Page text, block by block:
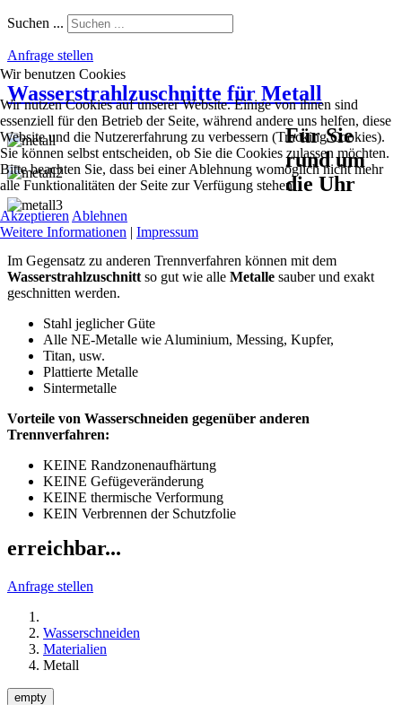
Suchen ...
Anfrage stellen
Wasserstrahlzuschnitte für Metall
Im Gegensatz zu anderen Trennverfahren können mit dem
Wasserstrahlzuschnitt so gut wie alle Metalle sauber und exakt
geschnitten werden.
Stahl jeglicher Güte
Alle NE-Metalle wie Aluminium, Messing, Kupfer,
Titan, usw.
Plattierte Metalle
Sintermetalle
Vorteile von Wasserschneiden gegenüber anderen
Trennverfahren:
KEINE Randzonenaufhärtung
KEINE Gefügeveränderung
KEINE thermische Verformung
KEIN Verbrennen der Schutzfolie
Für Sie
rund um
die Uhr
erreichbar...
Anfrage stellen
Wasserschneiden
Materialien
Metall
empty
Wir benutzen Cookies
Wir nutzen Cookies auf unserer Website. Einige von ihnen sind
essenziell für den Betrieb der Seite, während andere uns helfen, diese
Website und die Nutzererfahrung zu verbessern (Tracking Cookies).
Sie können selbst entscheiden, ob Sie die Cookies zulassen möchten.
Bitte beachten Sie, dass bei einer Ablehnung womöglich nicht mehr
alle Funktionalitäten der Seite zur Verfügung stehen.
Akzeptieren Ablehnen
Weitere Informationen | Impressum